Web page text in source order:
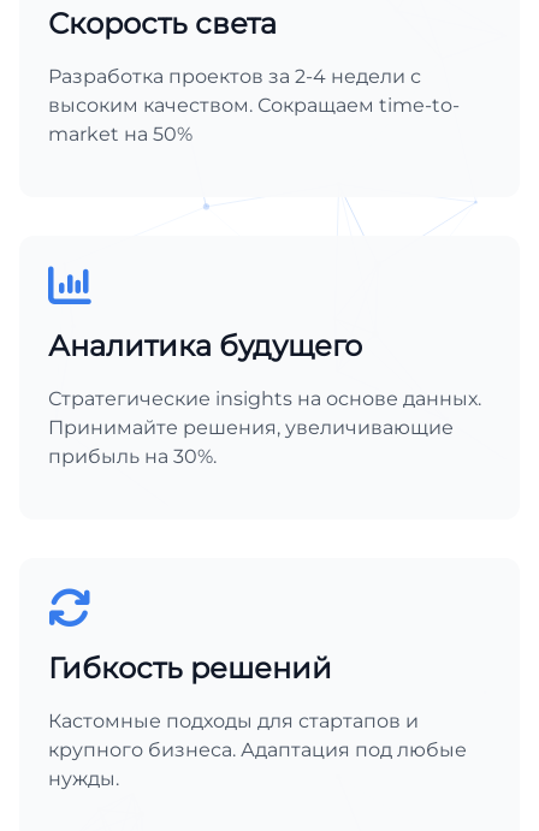
Скорость света
Разработка проектов за 2-4 недели с
высоким качеством. Сокращаем time-to-
market на 50%
Аналитика будущего
Стратегические insights на основе данных.
Принимайте решения, увеличивающие
прибыль на 30%.
Гибкость решений
Кастомные подходы для стартапов и
крупного бизнеса. Адаптация под любые
нужды.